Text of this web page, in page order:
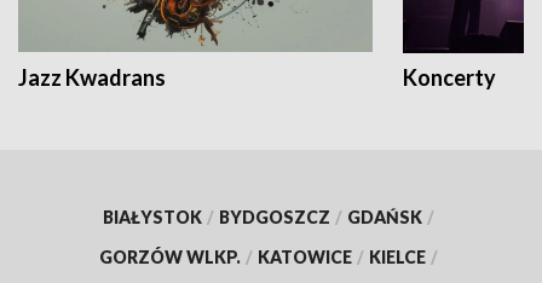
Jazz Kwadrans Koncerty
BIAŁYSTOK / BYDGOSZCZ / GDAŃSK /
GORZÓW WLKP. / KATOWICE / KIELCE /